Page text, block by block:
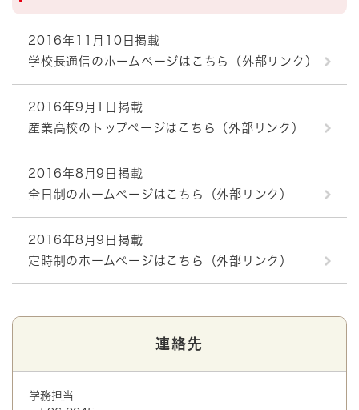
2016年11月10日掲載
学校長通信のホームページはこちら（外部リンク）
2016年9月1日掲載
産業高校のトップページはこちら（外部リンク）
2016年8月9日掲載
全日制のホームページはこちら（外部リンク）
2016年8月9日掲載
定時制のホームページはこちら（外部リンク）
連絡先
学務担当